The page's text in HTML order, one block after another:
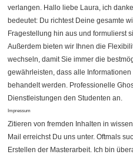
verlangen. Hallo liebe Laura, ich
bedeutet: Du richtest Deine gesamte
Fragestellung hin aus und formulierst
Außerdem bieten wir Ihnen die
wechseln, damit Sie immer die
gewährleisten, dass alle Informationen
behandelt werden. Professionelle
Dienstleistungen den Studenten an.
Impressum
Zitieren von fremden Inhalten in
Mail erreichst Du uns unter. Oftmals
Erstellen der Masterarbeit. Ich bin